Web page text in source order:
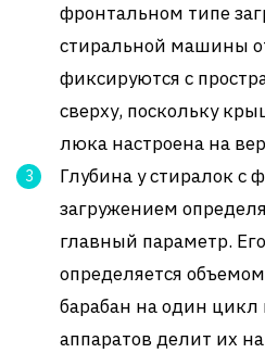
фронтальном типе
стиральной машины
фиксируются с
сверху, поскольку
люка настроена на
Глубина у стиралок с
загружением
главный параметр.
определяется
барабан на один цикл
аппаратов делит их